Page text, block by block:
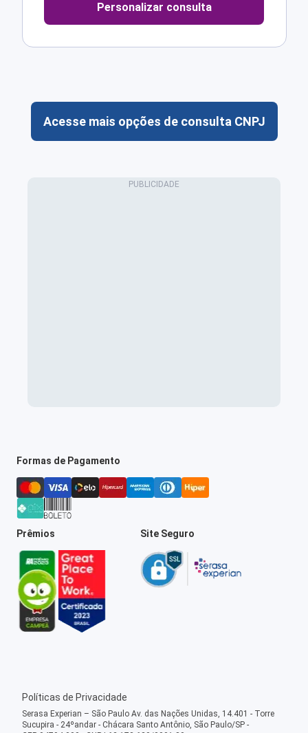
Personalizar consulta
Acesse mais opções de consulta CNPJ
Formas de Pagamento
Prêmios Site Seguro
Políticas de Privacidade
Serasa Experian – São Paulo Av. das Nações Unidas, 14.401 - Torre
Sucupira - 24ºandar - Chácara Santo Antônio, São Paulo/SP -